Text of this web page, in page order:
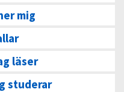
mig
läser
studerar